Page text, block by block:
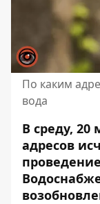
По каким
вода
В среду, 20
адресов